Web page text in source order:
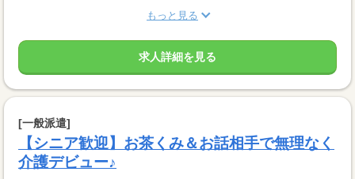
もっと見る
求人詳細を見る
[一般派遣]
【シニア歓迎】お茶くみ＆お話相手で無理なく
介護デビュー♪